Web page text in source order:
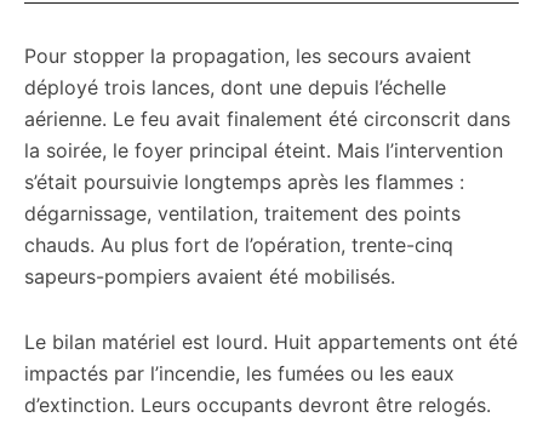
Pour stopper la propagation, les secours avaient
déployé trois lances, dont une depuis l’échelle
aérienne. Le feu avait finalement été circonscrit dans
la soirée, le foyer principal éteint. Mais l’intervention
s’était poursuivie longtemps après les flammes :
dégarnissage, ventilation, traitement des points
chauds. Au plus fort de l’opération, trente-cinq
sapeurs-pompiers avaient été mobilisés.
Le bilan matériel est lourd. Huit appartements ont été
impactés par l’incendie, les fumées ou les eaux
d’extinction. Leurs occupants devront être relogés.